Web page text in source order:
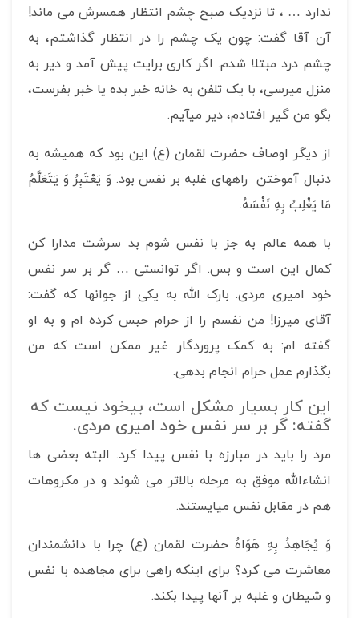
ندارد … ، تا نزدیک صبح چشم انتظار همسرش می ماند!
آن آقا گفت: چون یک چشم را در انتظار گذاشتم، به
چشم درد مبتلا شدم. اگر کاری برایت پیش آمد و دیر به
منزل می­رسی، با یک تلفن به خانه خبر بده یا خبر بفرست،
بگو من گیر افتادم، دیر می­آیم.
از دیگر اوصاف حضرت لقمان (ع) این بود که همیشه به
دنبال آموختن راههای غلبه بر نفس بود. وَ يَعْتَبِرُ وَ يَتَعَلَّمُ
مَا يَغْلِبُ بِهِ نَفْسَهُ.
با همه عالم به جز با نفس شوم بد سرشت مدارا کن
کمال این است و بس. اگر توانستی … گر بر سر نفس
خود امیری مردی. بارک الله به یکی از جوانها که گفت:
آقای میرزا! من نفسم را از حرام حبس کرده ام و به او
گفته ام: به کمک پروردگار غیر ممکن است که من
بگذارم عمل حرام انجام بدهی.
این کار بسیار مشکل است، بی­خود نیست که
گفته: گر بر سر نفس خود امیری مردی.
مرد را باید در مبارزه با نفس پیدا کرد. البته بعضی ها
انشاءالله موفق به مرحله بالاتر می شوند و در مکروهات
هم در مقابل نفس می­ایستند.
وَ يُجَاهِدُ بِهِ هَوَاهُ حضرت لقمان (ع) چرا با دانشمندان
معاشرت می کرد؟ برای اینکه راهی برای مجاهده با نفس
و شیطان و غلبه بر آنها پیدا بکند.